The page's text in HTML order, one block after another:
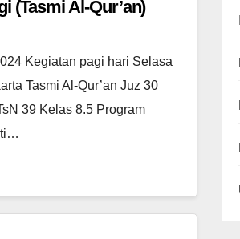
(Tasmi Al-Qur’an)
Kegiatan pagi hari Selasa
Tasmi Al-Qur’an Juz 30
39 Kelas 8.5 Program